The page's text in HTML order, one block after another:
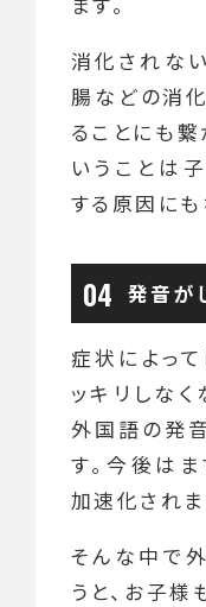
消化されな
腸などの消
ることにも
いうことは
する原因にも
発音が
症状によっ
ッキリしな
外国語の発
す。今後は
加速化されま
そんな中で
うと、お子